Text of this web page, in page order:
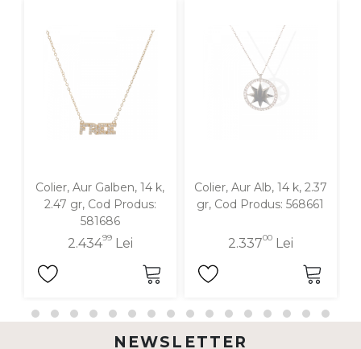
Diamante
Colier, Aur Galben, 14 k,
2.47 gr, Cod Produs:
581686
2.43499Lei
Colier, Aur Alb, 14 k, 2.37
gr, Cod Produs: 568661
2.33700Lei
NEWSLETTER